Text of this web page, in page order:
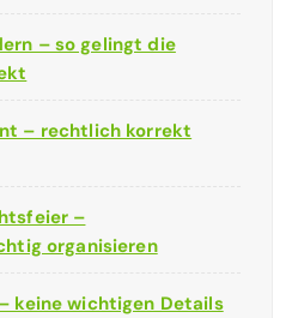
– so gelingt die
– rechtlich korrekt
–
organisieren
keine wichtigen Details